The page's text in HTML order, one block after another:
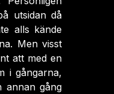
utsidan då
alls kände
Men visst
att med en
i gångarna,
annan gång